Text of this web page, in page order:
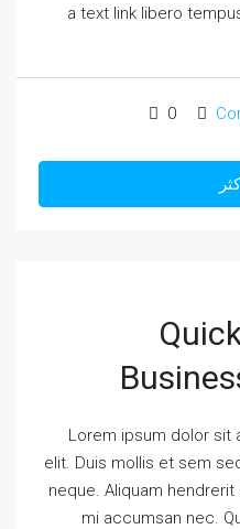
a text link libero
0
10
Lorem ipsum dolor sit
elit. Duis mollis et sem
neque. Aliquam
mi accumsan nec.